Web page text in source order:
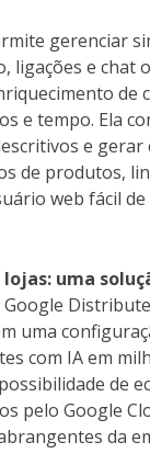
gerenciar
ligações e chat
de
e tempo. Ela
e gerar
de produtos,
web fácil
lojas: uma
uma
com IA em
de
pelo Google
da